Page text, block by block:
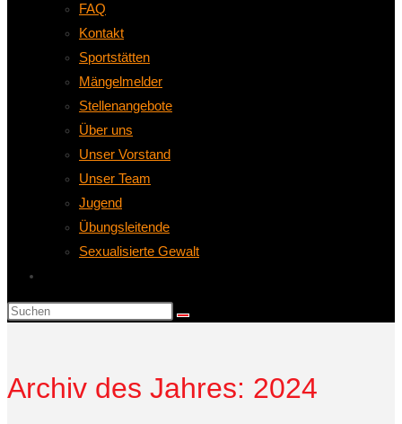
FAQ
Kontakt
Sportstätten
Mängelmelder
Stellenangebote
Über uns
Unser Vorstand
Unser Team
Jugend
Übungsleitende
Sexualisierte Gewalt
Suche
umschalten
Archiv des Jahres: 2024